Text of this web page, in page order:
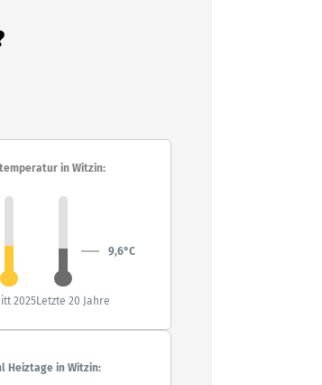
in Witzin:
9,6°C
2025Letzte 20 Jahre
Heiztage in Witzin: